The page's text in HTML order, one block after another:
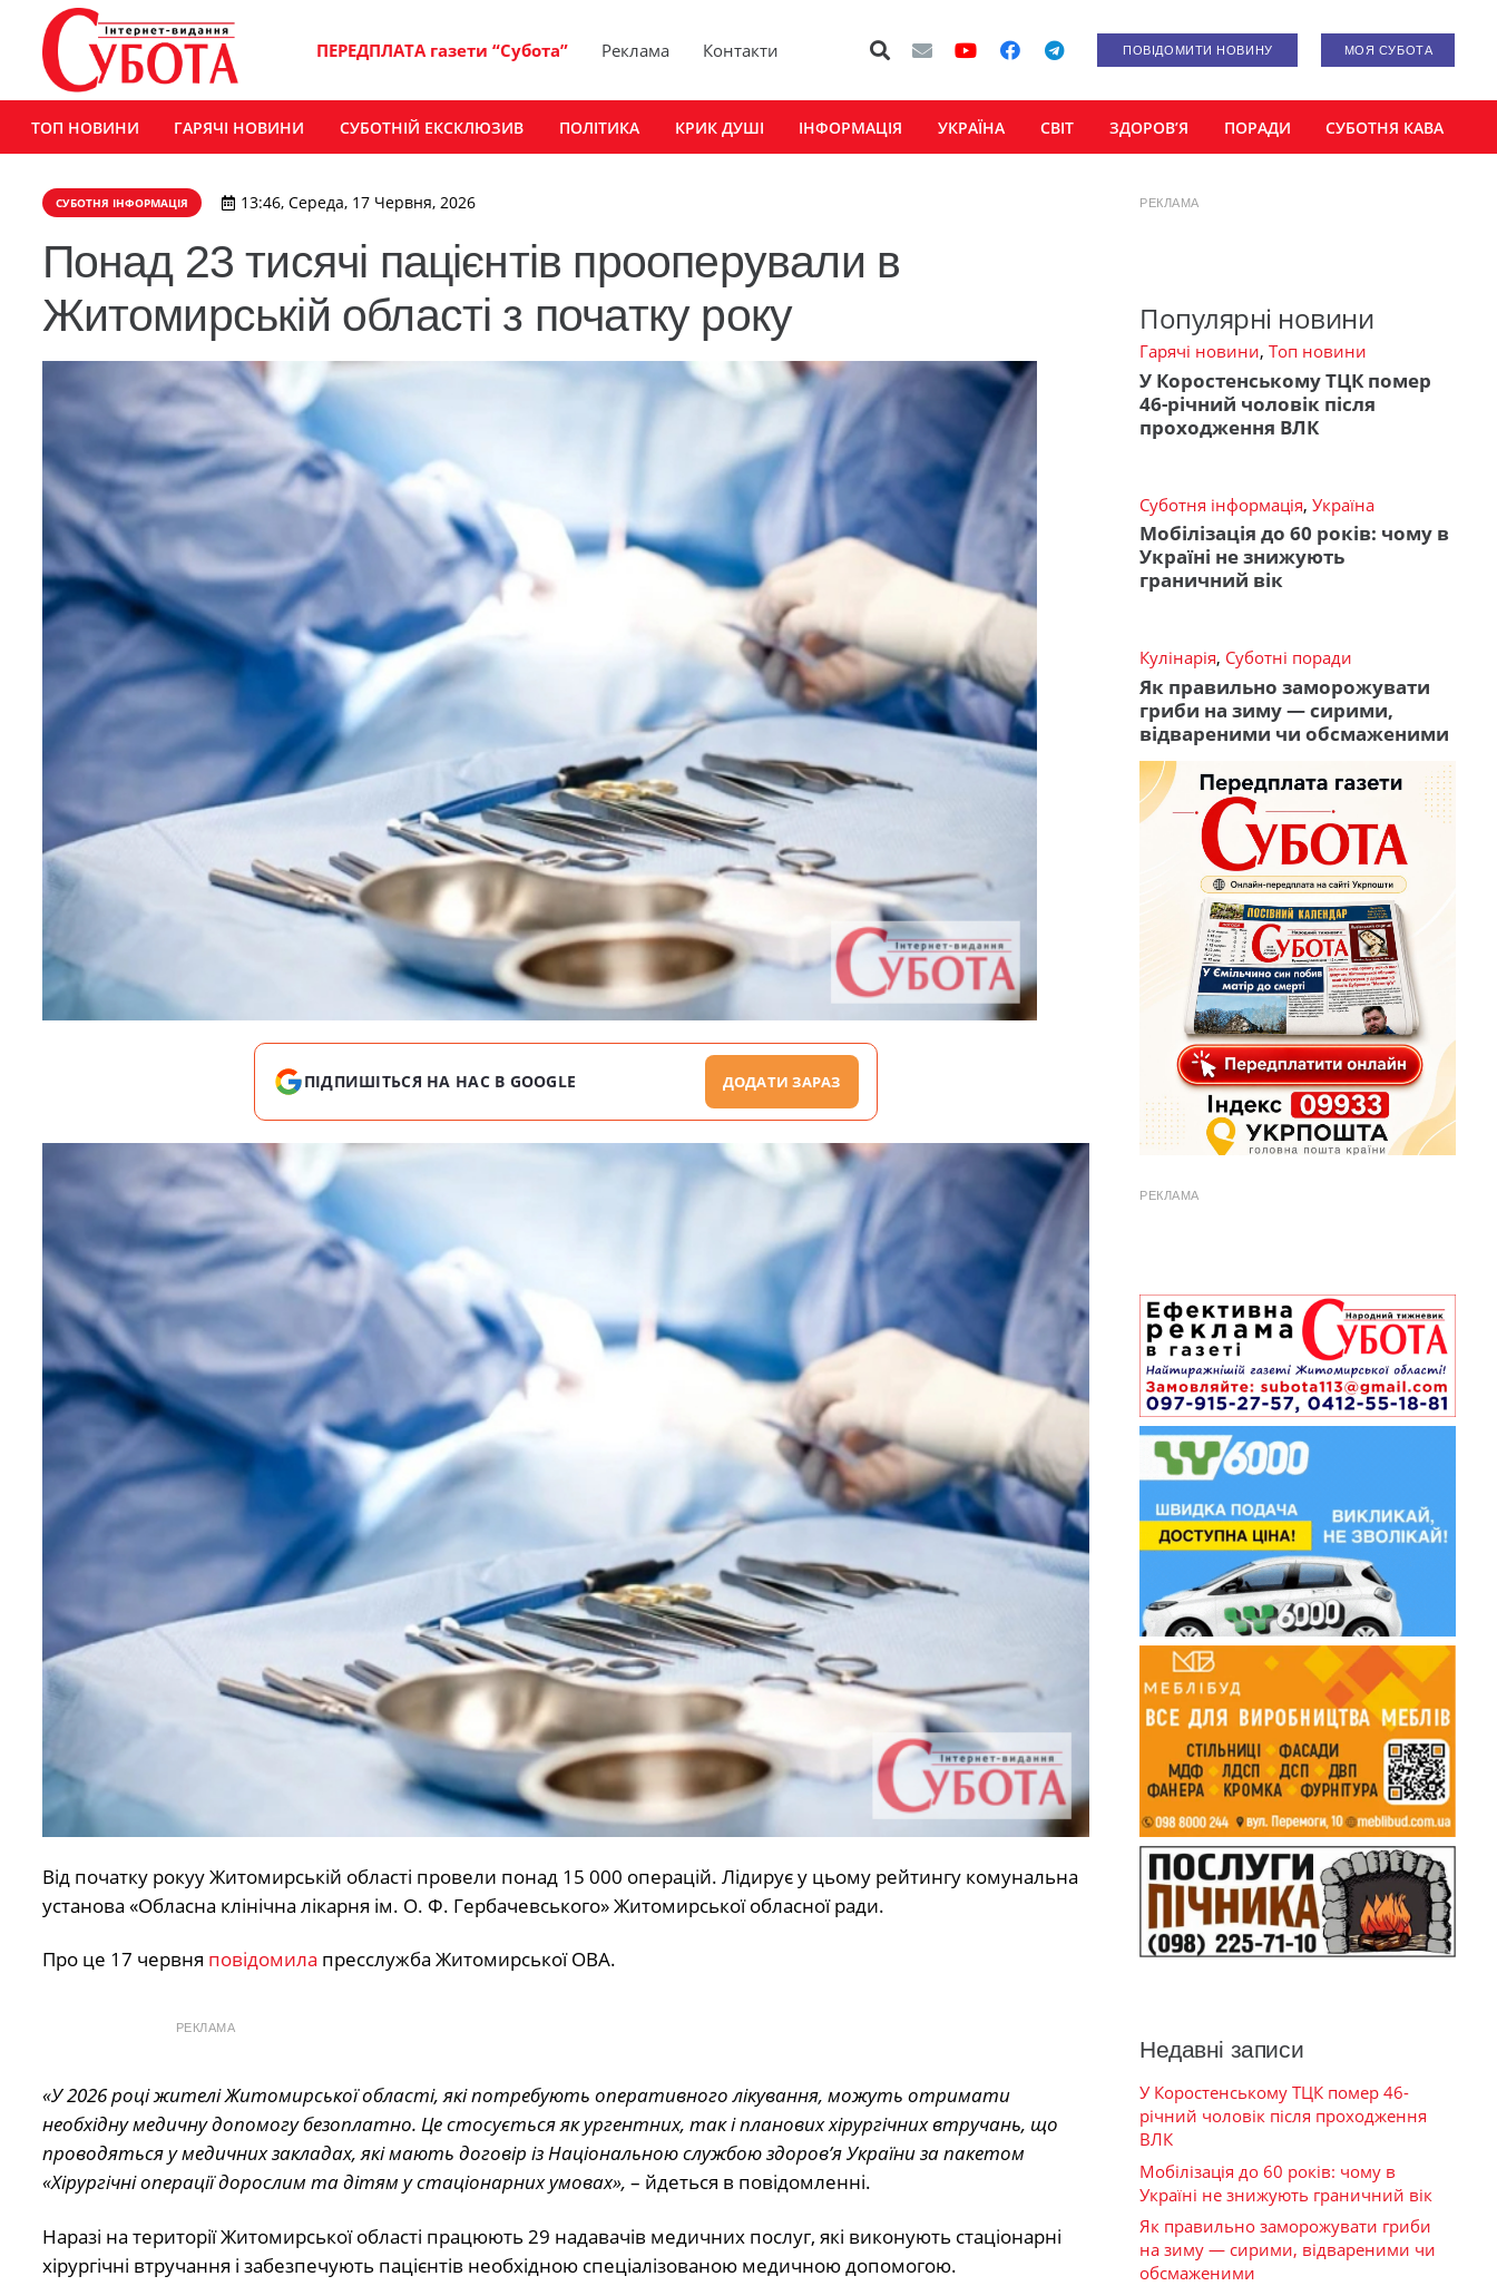
ПЕРЕДПЛАТА газети “Субота” Реклама Контакти ПОВІДОМИТИ НОВИНУ МОЯ СУБОТА
ТОП НОВИНИ ГАРЯЧІ НОВИНИ СУБОТНІЙ ЕКСКЛЮЗИВ ПОЛІТИКА КРИК ДУШІ ІНФОРМАЦІЯ УКРАЇНА СВІТ ЗДОРОВ’Я ПОРАДИ СУБОТНЯ КАВА
СУБОТНЯ ІНФОРМАЦІЯ 13:46, Середа, 17 Червня, 2026
Понад 23 тисячі пацієнтів прооперували в
Житомирській області з початку року
ПІДПИШІТЬСЯ НА НАС В GOOGLE ДОДАТИ ЗАРАЗ
Від початку рокуу Житомирській області провели понад 15 000 операцій. Лідирує у цьому рейтингу комунальна
установа «Обласна клінічна лікарня ім. О. Ф. Гербачевського» Житомирської обласної ради.
Про це 17 червня повідомила пресслужба Житомирської ОВА.
РЕКЛАМА
«У 2026 році жителі Житомирськоїобласті, які потребують оперативного лікування, можуть отримати
необхідну медичну допомогу безоплатно. Це стосується як ургентних, так і планових хірургічних втручань, що
проводяться у медичних закладах, які мають договір із Національною службою здоров’я України за пакетом
«Хірургічні операції дорослим та дітям у стаціонарних умовах», – йдеться в повідомленні.
Наразі на території Житомирської області працюють 29 надавачів медичних послуг, які виконують стаціонарні
хірургічні втручання і забезпечують пацієнтів необхідною спеціалізованою медичною допомогою.
РЕКЛАМА
Популярні новини
Гарячі новини, Топ новини
У Коростенському ТЦК помер
46-річний чоловік після
проходження ВЛК
Суботня інформація, Україна
Мобілізація до 60 років: чому в
Україні не знижують
граничний вік
Кулінарія, Суботні поради
Як правильно заморожувати
гриби на зиму — сирими,
відвареними чи обсмаженими
РЕКЛАМА
Недавні записи
У Коростенському ТЦК помер 46-
річний чоловік після проходження
ВЛК
Мобілізація до 60 років: чому в
Україні не знижують граничний вік
Як правильно заморожувати гриби
на зиму — сирими, відвареними чи
обсмаженими